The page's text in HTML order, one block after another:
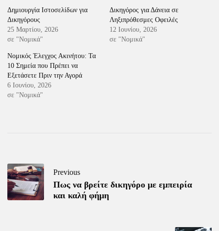
Δημιουργία Ιστοσελίδων για
Δικηγόρους
25 Μαρτίου, 2026
σε "Νομικά"
Δικηγόρος για Δάνεια σε
Ληξιπρόθεσμες Οφειλές
12 Ιουνίου, 2026
σε "Νομικά"
Νομικός Έλεγχος Ακινήτου: Τα
10 Σημεία που Πρέπει να
Εξετάσετε Πριν την Αγορά
6 Ιουνίου, 2026
σε "Νομικά"
Previous
Πως να βρείτε δικηγόρο με εμπειρία
και καλή φήμη